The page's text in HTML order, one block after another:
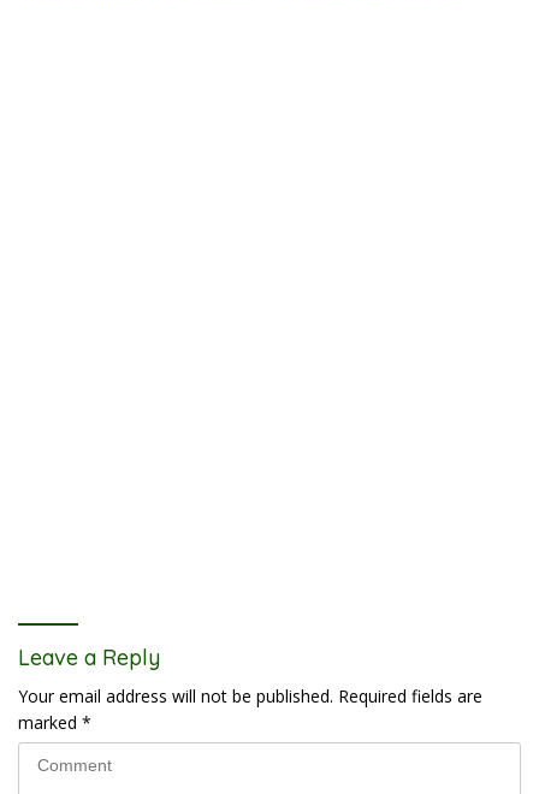
Leave a Reply
Your email address will not be published. Required fields are
marked *